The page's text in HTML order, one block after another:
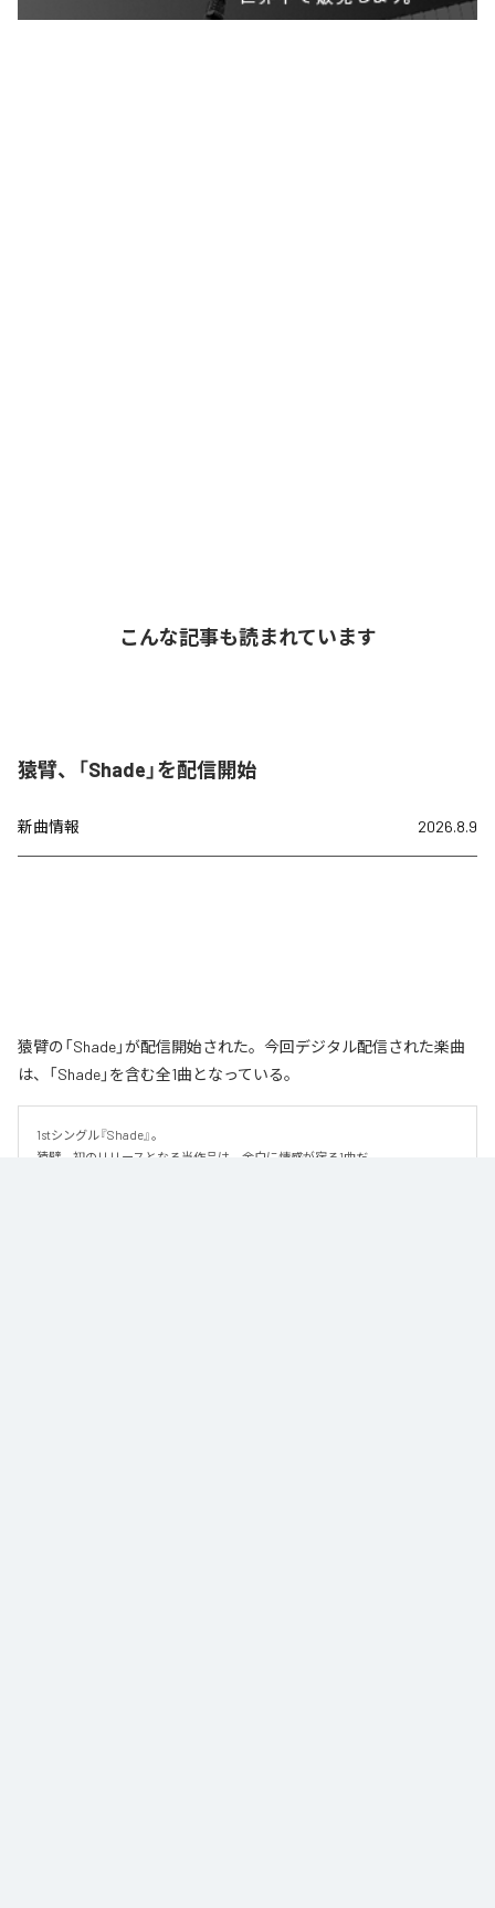
こんな記事も読まれています
猿臂、「Shade」を配信開始
新曲情報 2026.8.9
猿臂の「Shade」が配信開始された。今回デジタル配信された楽曲
は、「Shade」を含む全1曲となっている。
1stシングル『Shade』。
猿臂、初のリリースとなる当作品は、余白に情感が宿る1曲だ。